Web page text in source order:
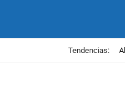
Tendencias: